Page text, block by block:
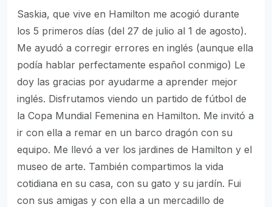
Saskia, que vive en Hamilton me acogió durante
los 5 primeros días (del 27 de julio al 1 de agosto).
Me ayudó a corregir errores en inglés (aunque ella
podía hablar perfectamente español conmigo) Le
doy las gracias por ayudarme a aprender mejor
inglés. Disfrutamos viendo un partido de fútbol de
la Copa Mundial Femenina en Hamilton. Me invitó a
ir con ella a remar en un barco dragón con su
equipo. Me llevó a ver los jardines de Hamilton y el
museo de arte. También compartimos la vida
cotidiana en su casa, con su gato y su jardín. Fui
con sus amigas y con ella a un mercadillo de